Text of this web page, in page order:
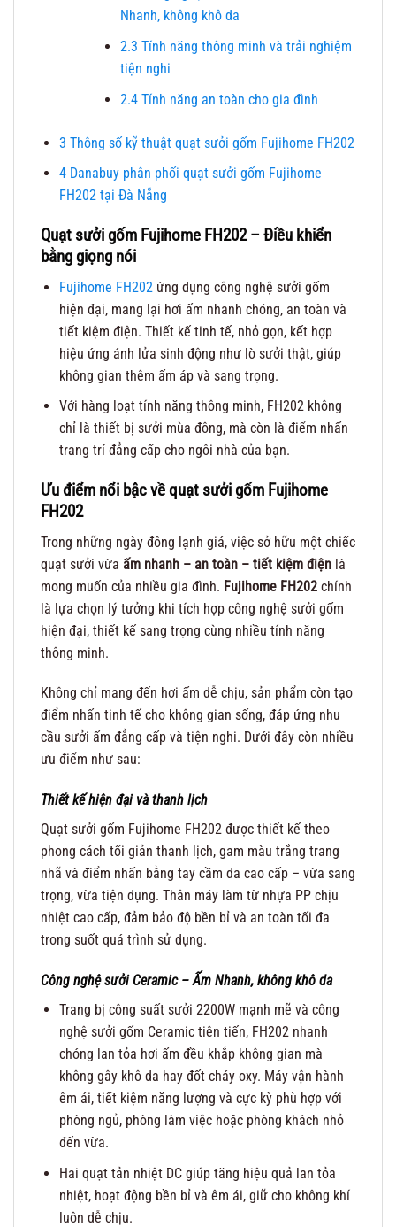
Nhanh, không khô da
2.3 Tính năng thông minh và trải nghiệm
tiện nghi
2.4Tính năng an toàn cho gia đình
3 Thông số kỹ thuật quạt sưởi gốm Fujihome FH202
4Danabuy phân phối quạt sưởi gốm Fujihome
FH202 tại Đà Nẵng
Quạt sưởi gốm Fujihome FH202 – Điều khiển
bằng giọng nói
Fujihome FH202 ứng dụng công nghệ sưởi gốm
hiện đại, mang lại hơi ấm nhanh chóng, an toàn và
tiết kiệm điện. Thiết kế tinh tế, nhỏ gọn, kết hợp
hiệu ứng ánh lửa sinh động như lò sưởi thật, giúp
không gian thêm ấm áp và sang trọng.
Với hàng loạt tính năng thông minh, FH202 không
chỉ là thiết bị sưởi mùa đông, mà còn là điểm nhấn
trang trí đẳng cấp cho ngôi nhà của bạn.
Ưu điểm nổi bậc về quạt sưởi gốm Fujihome
FH202
Trong những ngày đông lạnh giá, việc sở hữu một chiếc
quạt sưởi vừa ấm nhanh – an toàn – tiết kiệm điện là
mong muốn của nhiều gia đình. Fujihome FH202 chính
là lựa chọn lý tưởng khi tích hợp công nghệ sưởi gốm
hiện đại, thiết kế sang trọng cùng nhiều tính năng
thông minh.
Không chỉ mang đến hơi ấm dễ chịu, sản phẩm còn tạo
điểm nhấn tinh tế cho không gian sống, đáp ứng nhu
cầu sưởi ấm đẳng cấp và tiện nghi. Dưới đây còn nhiều
ưu điểm như sau:
Thiết kế hiện đại và thanh lịch
Quạt sưởi gốm Fujihome FH202 được thiết kế theo
phong cách tối giản thanh lịch, gam màu trắng trang
nhã và điểm nhấn bằng tay cầm da cao cấp – vừa sang
trọng, vừa tiện dụng. Thân máy làm từ nhựa PP chịu
nhiệt cao cấp, đảm bảo độ bền bỉ và an toàn tối đa
trong suốt quá trình sử dụng.
Công nghệ sưởi Ceramic – Ấm Nhanh, không khô da
Trang bị công suất sưởi 2200W mạnh mẽ và công
nghệ sưởi gốm Ceramic tiên tiến, FH202 nhanh
chóng lan tỏa hơi ấm đều khắp không gian mà
không gây khô da hay đốt cháy oxy. Máy vận hành
êm ái, tiết kiệm năng lượng và cực kỳ phù hợp với
phòng ngủ, phòng làm việc hoặc phòng khách nhỏ
đến vừa.
Hai quạt tản nhiệt DC giúp tăng hiệu quả lan tỏa
nhiệt, hoạt động bền bỉ và êm ái, giữ cho không khí
luôn dễ chịu.